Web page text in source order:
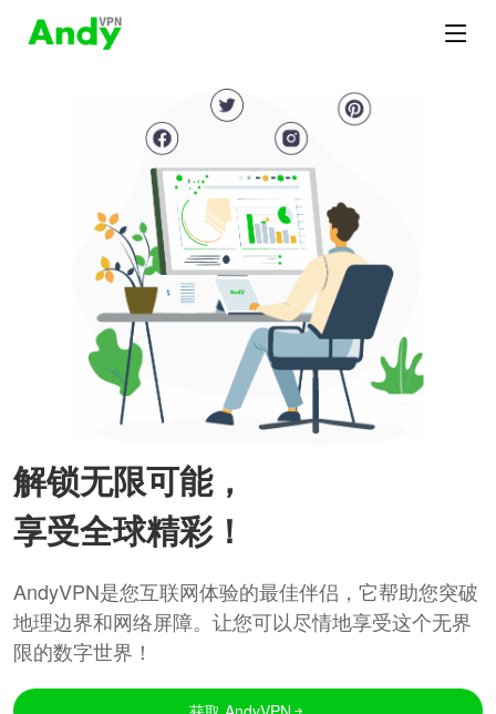
解锁无限可能，
享受全球精彩！
AndyVPN是您互联网体验的最佳伴侣，它帮助您突破
地理边界和网络屏障。让您可以尽情地享受这个无界
限的数字世界！